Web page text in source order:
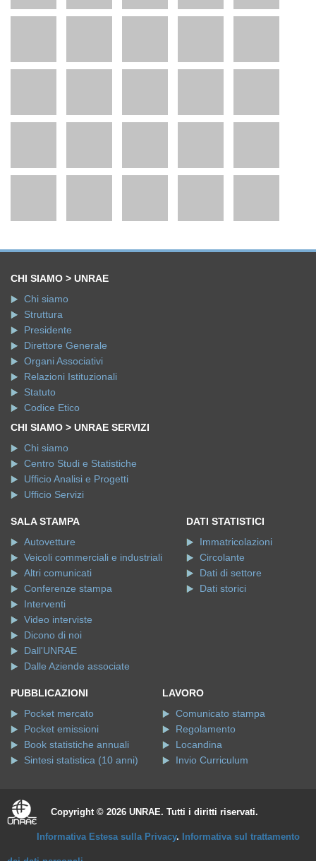
CHI SIAMO > UNRAE
Chi siamo
Struttura
Presidente
Direttore Generale
Organi Associativi
Relazioni Istituzionali
Statuto
Codice Etico
CHI SIAMO > UNRAE SERVIZI
Chi siamo
Centro Studi e Statistiche
Ufficio Analisi e Progetti
Ufficio Servizi
SALA STAMPA
Autovetture
Veicoli commerciali e industriali
Altri comunicati
Conferenze stampa
Interventi
Video interviste
Dicono di noi
Dall'UNRAE
Dalle Aziende associate
DATI STATISTICI
Immatricolazioni
Circolante
Dati di settore
Dati storici
PUBBLICAZIONI
Pocket mercato
Pocket emissioni
Book statistiche annuali
Sintesi statistica (10 anni)
LAVORO
Comunicato stampa
Regolamento
Locandina
Invio Curriculum
Copyright © 2026 UNRAE. Tutti i diritti riservati.
Informativa Estesa sulla Privacy. Informativa sul trattamento